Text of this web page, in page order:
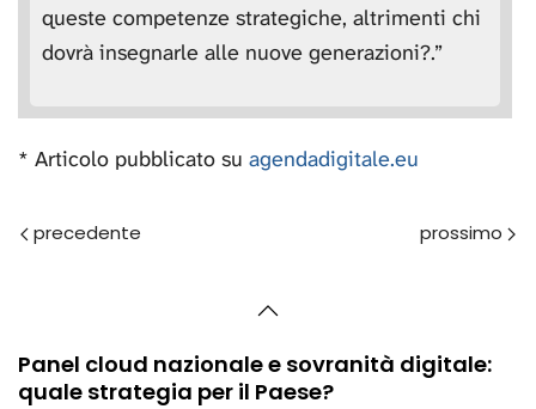
queste competenze strategiche, altrimenti chi
dovrà insegnarle alle nuove generazioni?.”
* Articolo pubblicato su agendadigitale.eu
Panel cloud nazionale e sovranità digitale:
quale strategia per il Paese?